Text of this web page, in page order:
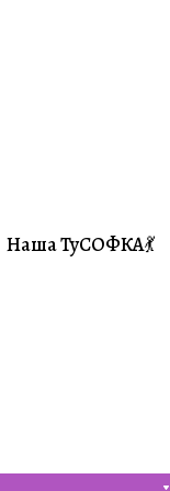
#Совместники
Наша ТуСОФКА💃